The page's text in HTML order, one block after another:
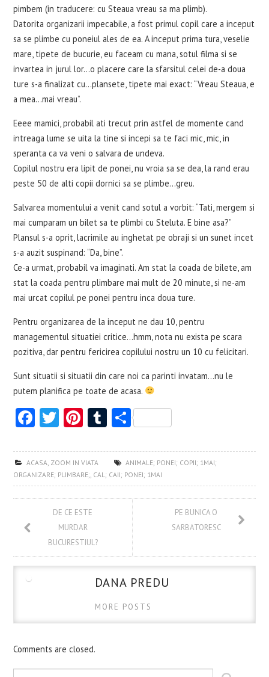
pimbem (in traducere: cu Steaua vreau sa ma plimb).
Datorita organizarii impecabile, a fost primul copil care a inceput
sa se plimbe cu poneiul ales de ea. A inceput prima tura, veselie
mare, tipete de bucurie, eu faceam cu mana, sotul filma si se
invartea in jurul lor…o placere care la sfarsitul celei de-a doua
ture s-a finalizat cu…plansete, tipete mai exact: “Vreau Steaua, e
a mea…mai vreau”.
Eeee mamici, probabil ati trecut prin astfel de momente cand
intreaga lume se uita la tine si incepi sa te faci mic, mic, in
speranta ca va veni o salvara de undeva.
Copilul nostru era lipit de ponei, nu vroia sa se dea, la rand erau
peste 50 de alti copii dornici sa se plimbe…greu.
Salvarea momentului a venit cand sotul a vorbit: “Tati, mergem si
mai cumparam un bilet sa te plimbi cu Steluta. E bine asa?”
Plansul s-a oprit, lacrimile au inghetat pe obraji si un sunet incet
s-a auzit suspinand: “Da, bine”.
Ce-a urmat, probabil va imaginati. Am stat la coada de bilete, am
stat la coada pentru plimbare mai mult de 20 minute, si ne-am
mai urcat copilul pe ponei pentru inca doua ture.
Pentru organizarea de la inceput ne dau 10, pentru
managementul situatiei critice…hmm, nota nu exista pe scara
pozitiva, dar pentru fericirea copilului nostru un 10 cu felicitari.
Sunt situatii si situatii din care noi ca parinti invatam…nu le
putem planifica pe toate de acasa.
Fa
b
o
o
T
itt
er
Pi
er
es
t
T
m
bl
r
S
re
ACASA ZOOM IN VIATA
ANIMALE; PONEI; COPII; 1MAI;
ORGANIZARE; PLIMBARE; CAL; CAII; PONEI; 1MAI
DE CE ESTE
MURDAR
BUCURESTIUL?
PE BUNICA O
SARBATORESC
DANA PREDU
MORE POSTS
Comments are closed.